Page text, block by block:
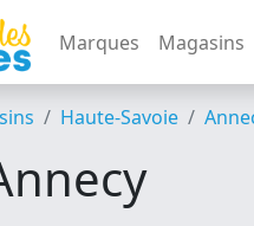
Marques Magasins
Haute-Savoie